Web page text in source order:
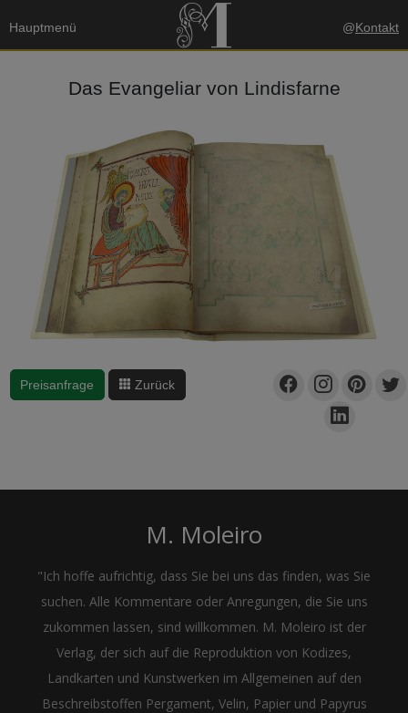
Hauptmenü @Kontakt
Das Evangeliar von Lindisfarne
Preisanfrage Zurück
M. Moleiro
"Ich hoffe aufrichtig, dass Sie bei uns das finden, was Sie
suchen. Alle Kommentare oder Anregungen, die Sie uns
zukommen lassen, sind willkommen. M. Moleiro ist der
Verlag, der sich auf die Reproduktion von Kodizes,
Landkarten und Kunstwerken im Allgemeinen auf den
Beschreibstoffen Pergament, Velin, Papier und Papyrus